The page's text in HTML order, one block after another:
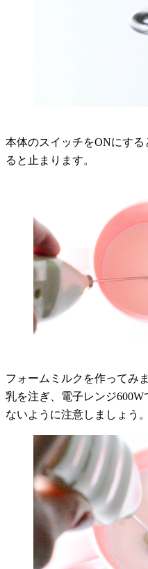
本体のスイッチをONにす
ると止まります。
フォームミルクを作ってみ
乳を注ぎ、電子レンジ
ないように注意しましょう。